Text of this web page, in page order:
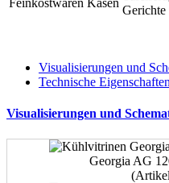
Visualisierungen und
Technische Eigenschaften
Visualisierungen und
Georgia AG